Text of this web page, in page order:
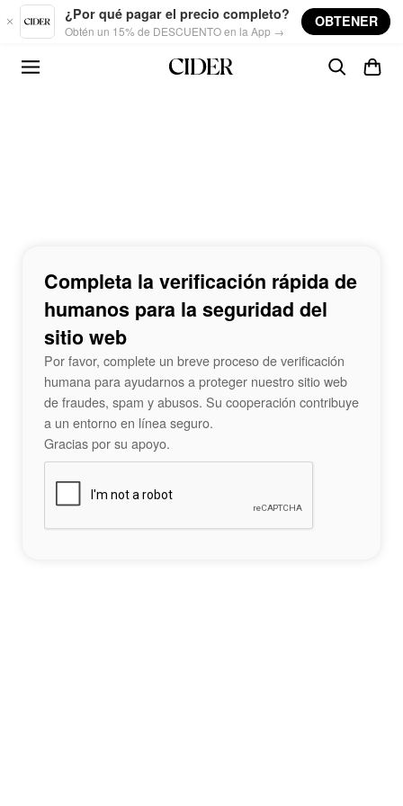
Skip to main content
¿Por qué pagar el precio completo?
Obtén un 15% de DESCUENTO en la App →
OBTENER
Completa la verificación rápida de
humanos para la seguridad del
sitio web
Por favor, complete un breve proceso de verificación
humana para ayudarnos a proteger nuestro sitio web
de fraudes, spam y abusos. Su cooperación contribuye
a un entorno en línea seguro.
Gracias por su apoyo.